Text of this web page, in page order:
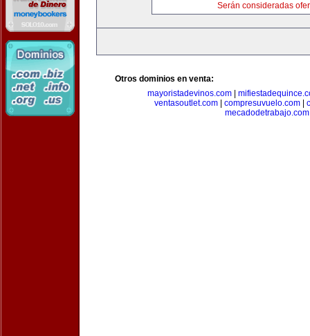
Serán consideradas
Otros dominios en venta:
mayoristadevinos.com
ventasoutlet.com
compresuvuelo.com
mecadodetrabajo.com